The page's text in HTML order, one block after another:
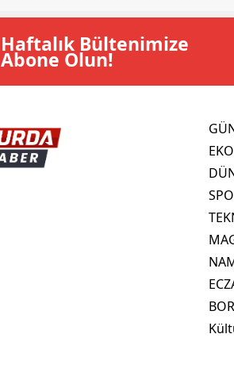
Haftalık Bültenimize
Abone Olun!